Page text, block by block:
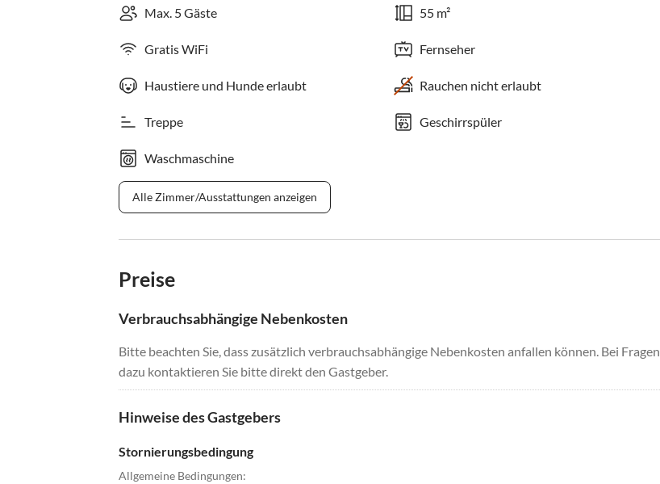
Max. 5 Gäste 55 m²
Gratis WiFi Fernseher
Haustiere und Hunde erlaubt Rauchen nicht erlaubt
Treppe Geschirrspüler
Waschmaschine
Alle Zimmer/Ausstattungen anzeigen
Preise
Verbrauchsabhängige Nebenkosten
Bitte beachten Sie, dass zusätzlich verbrauchsabhängige Nebenkosten anfallen können. Bei Fragen
dazu kontaktieren Sie bitte direkt den Gastgeber.
Hinweise des Gastgebers
Stornierungsbedingung
Allgemeine Bedingungen: